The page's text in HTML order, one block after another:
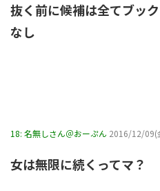
抜く前に候補は全てブッ
なし
18: 名無しさん＠おーぷん 2016/12/09(
女は無限に続くってマ？